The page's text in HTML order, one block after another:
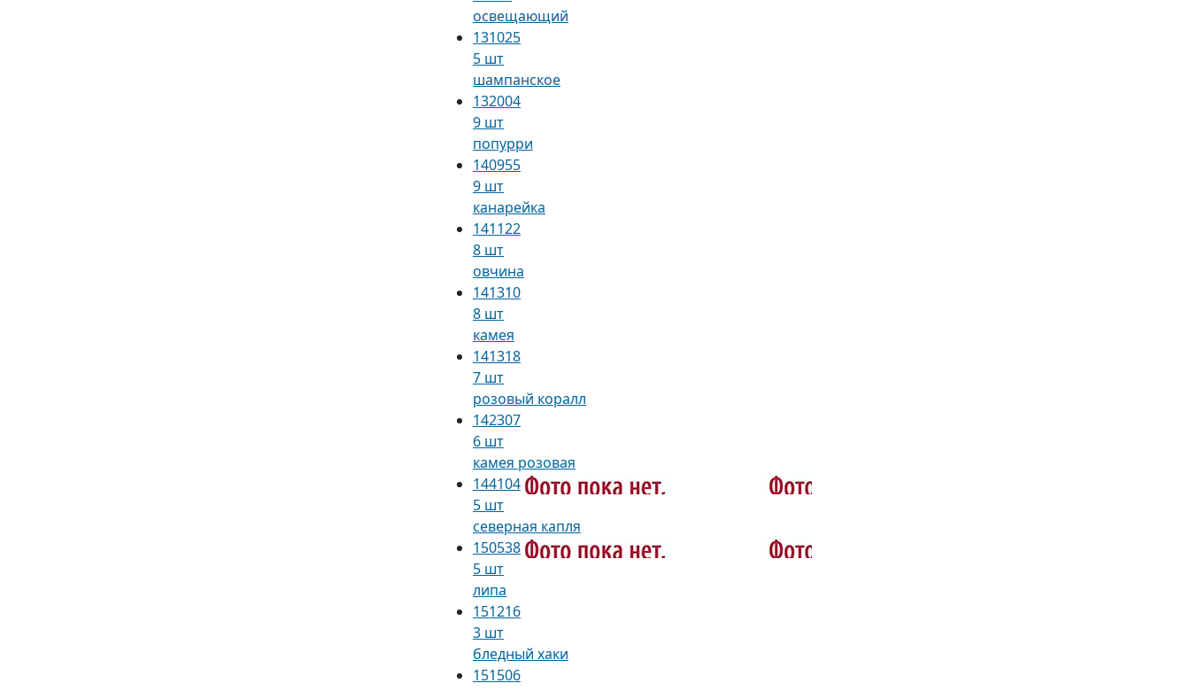
освещающий
131025
5 шт
шампанское
132004
9 шт
попурри
140955
9 шт
канарейка
141122
8 шт
овчина
141310
8 шт
камея
141318
7 шт
розовый коралл
142307
6 шт
камея розовая
144104
5 шт
северная капля
150538
5 шт
липа
151216
3 шт
бледный хаки
151506